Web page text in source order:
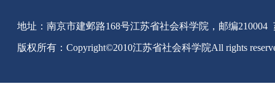
地址：南京市建邺路168号江苏省社会科学院，邮编210004
版权所有：Copyright©2010江苏省社会科学院All rights